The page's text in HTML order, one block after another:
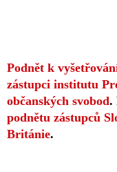
Podnět k
zástupci institutu
občanských svobod.
podnětu zástupců
Británie.